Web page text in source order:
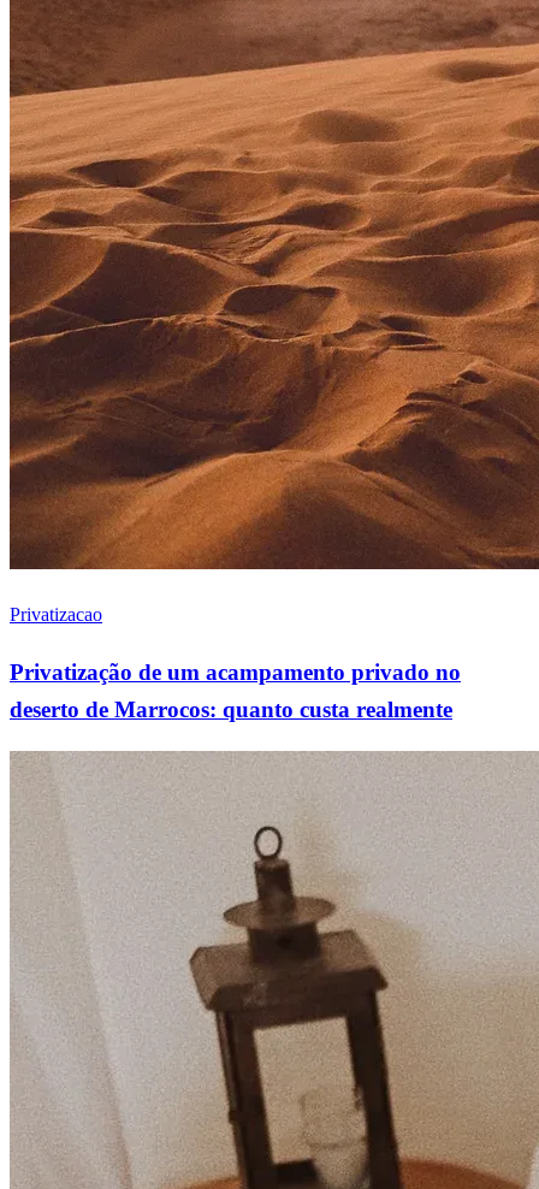
Privatizacao
Privatização de um acampamento privado no
deserto de Marrocos: quanto custa realmente